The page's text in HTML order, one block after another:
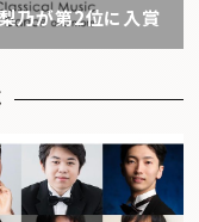
乃が第2位に入賞